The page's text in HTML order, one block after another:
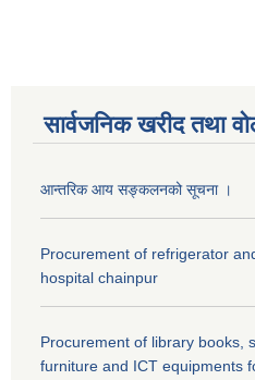
सार्वजनिक खरीद तथा
आन्तरिक आय सङ्कलनको सूचना ।
Procurement of refrigerator
hospital chainpur
Procurement of library books,
furniture and ICT equipments